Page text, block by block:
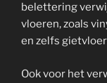
belettering
vloeren, zoals
en zelfs
Ook voor het